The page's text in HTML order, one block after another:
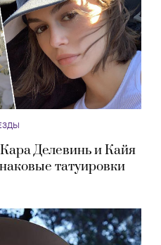
Делевинь и Кайя
татуировки